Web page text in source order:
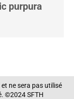
purpura
ne sera pas utilisé
©2024 SFTH